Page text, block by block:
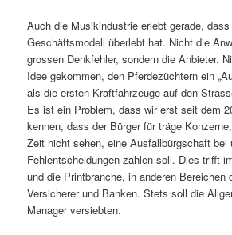
Auch die Musikindustrie erlebt gerade,
Geschäftsmodell überlebt hat. Nicht die
grossen Denkfehler, sondern die Anbieter.
Idee gekommen, den Pferdezüchtern ein
als die ersten Kraftfahrzeuge auf den
Es ist ein Problem, dass wir erst seit dem
kennen, dass der Bürger für träge
Zeit nicht sehen, eine Ausfallbürgschaft bei
Fehlentscheidungen zahlen soll. Dies trifft
und die Printbranche, in anderen Bereichen
Versicherer und Banken. Stets soll die
Manager versiebten.